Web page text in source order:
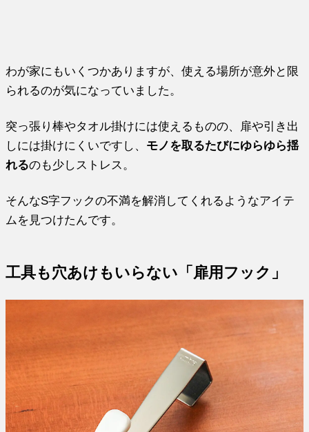
わが家にもいくつかありますが、使える場所が意外と限
られるのが気になっていました。
突っ張り棒やタオル掛けには使えるものの、扉や引き出
しには掛けにくいですし、 モノを取るたびにゆらゆら揺
れるのも少しストレス。
そんなS字フックの不満を解消してくれるようなアイテ
ムを見つけたんです。
工具も穴あけもいらない「扉用フック」